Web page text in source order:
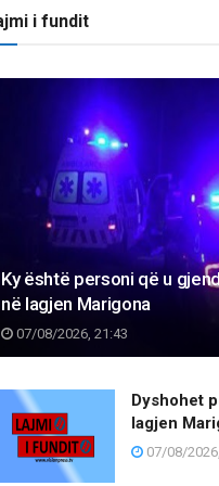
i fundit
Ky është personi që u
në lagjen Marigona
07/08/2026, 21:43
Dyshohet
lagjen
07/08/